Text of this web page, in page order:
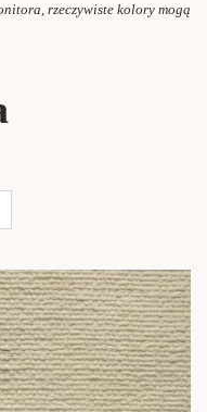
rzeczywiste kolory mogą